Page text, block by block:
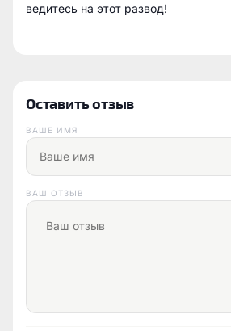
ведитесь на этот развод!
Оставить отзыв
ВАШЕ ИМЯ
ВАШ ОТЗЫВ